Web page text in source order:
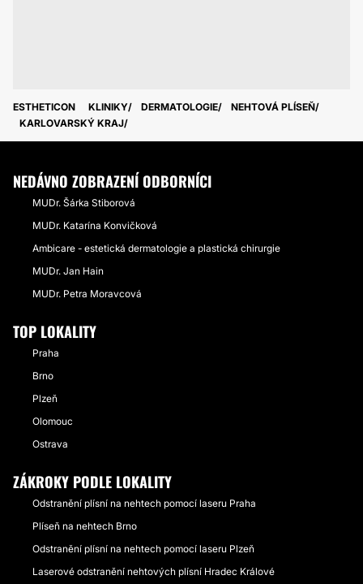
ESTHETICON KLINIKY DERMATOLOGIE
NEHTOVÁ PLÍSEŇ
KARLOVARSKÝ KRAJ
NEDÁVNO ZOBRAZENÍ ODBORNÍCI
MUDr. Šárka Stiborová
MUDr. Katarína Konvičková
Ambicare - estetická dermatologie a plastická chirurgie
MUDr. Jan Hain
MUDr. Petra Moravcová
TOP LOKALITY
Praha
Brno
Plzeň
Olomouc
Ostrava
ZÁKROKY PODLE LOKALITY
Odstranění plísní na nehtech pomocí laseru Praha
Plíseň na nehtech Brno
Odstranění plísní na nehtech pomocí laseru Plzeň
Laserové odstranění nehtových plísní Hradec Králové